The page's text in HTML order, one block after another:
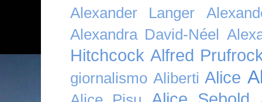
Alexander Langer
Alexandra David-Néel
Hitchcock Alfred
giornalismo Aliberti Alice